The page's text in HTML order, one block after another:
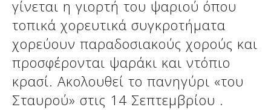
γίνεται η γιορτή του ψαριού όπου
τοπικά χορευτικά συγκροτήματα
χορεύουν παραδοσιακούς χορούς και
προσφέρονται ψαράκι και ντόπιο
κρασί. Ακολουθεί το πανηγύρι «του
Σταυρού» στις 14 Σεπτεμβρίου .